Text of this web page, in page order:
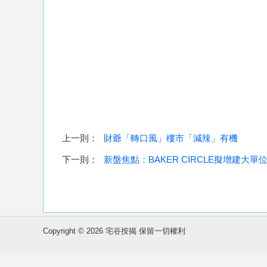
上一則： 財爺「轉口風」樓市「減辣」有機
下一則： 新盤焦點：BAKER CIRCLE擬增建大單位
Copyright © 2026 宅谷按揭 保留一切權利